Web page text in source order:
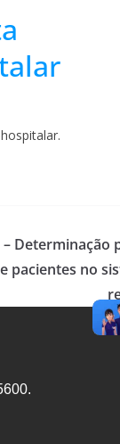
– Determinação
pacientes no